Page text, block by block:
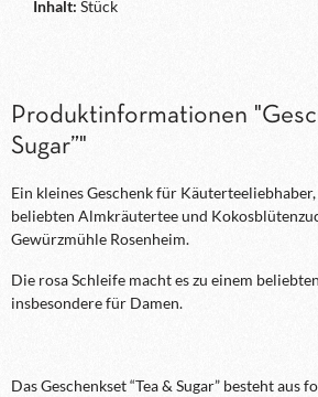
Inhalt: Stück
Produktinformationen
Sugar”"
Ein kleines Geschenk für
beliebten Almkräutertee und
Gewürzmühle Rosenheim.
Die rosa Schleife macht es zu einem
insbesondere für Damen.
Das Geschenkset “Tea & Sugar” besteht aus